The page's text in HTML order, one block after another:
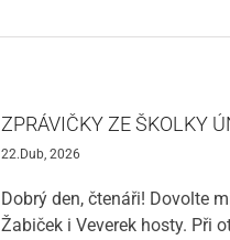
ZPRÁVIČKY ZE ŠKOLKY
22.Dub, 2026
Dobrý den, čtenáři! Dovolte
Žabiček i Veverek hosty. Při